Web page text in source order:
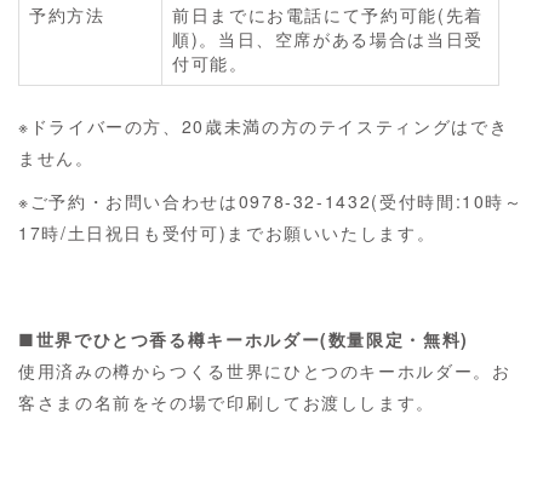
予約方法
前日までにお電話にて予約可能(先着
順)。当日、空席がある場合は当日受
付可能。
※ドライバーの方、20歳未満の方のテイスティングはでき
ません。
※ご予約・お問い合わせは0978-32-1432(受付時間:10時～
17時/土日祝日も受付可)までお願いいたします。
■世界でひとつ香る樽キーホルダー(数量限定・無料)
使用済みの樽からつくる世界にひとつのキーホルダー。お
客さまの名前をその場で印刷してお渡しします。